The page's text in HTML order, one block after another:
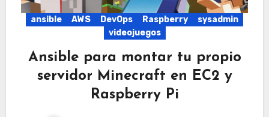
ansible AWS DevOps Raspberry
sysadmin
videojuegos
Ansible para montar tu propio
servidor Minecraft en EC2 y
Raspberry Pi